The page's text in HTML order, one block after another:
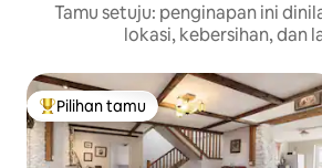
Tamu setuju: penginapan ini
lokasi, kebersihan, dan
Pilihan tamu terpopuler
Pilihan tamu